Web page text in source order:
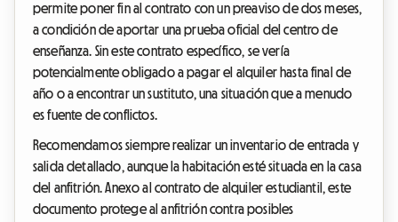
permite poner fin al contrato con un preaviso de dos meses,
a condición de aportar una prueba oficial del centro de
enseñanza. Sin este contrato específico, se vería
potencialmente obligado a pagar el alquiler hasta final de
año o a encontrar un sustituto, una situación que a menudo
es fuente de conflictos.
Recomendamos siempre realizar un inventario de entrada y
salida detallado, aunque la habitación esté situada en la casa
del anfitrión. Anexo al contrato de alquiler estudiantil, este
documento protege al anfitrión contra posibles